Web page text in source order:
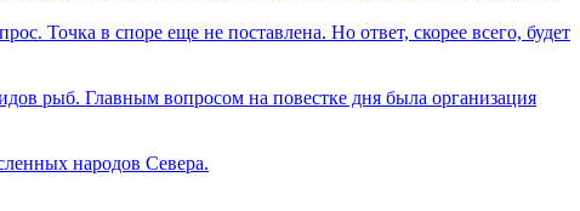
Точка в споре еще не поставлена. Но ответ, скорее всего, будет
рыб. Главным вопросом на повестке дня была организация
народов Севера.